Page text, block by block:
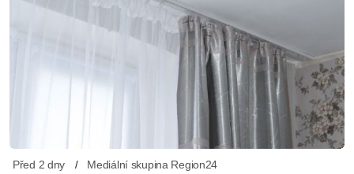
Před 2 dny Mediální skupina Region24